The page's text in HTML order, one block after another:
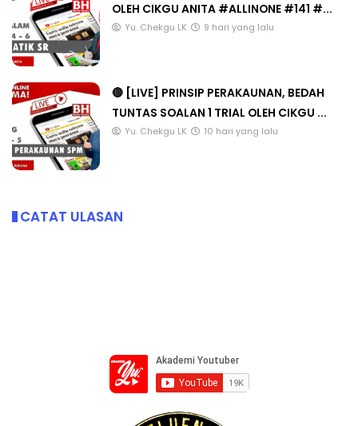
OLEH CIKGU ANITA #ALLINONE #141 #...
Yu. Chekgu LK 9 hari yang lalu
🔴 [LIVE] PRINSIP PERAKAUNAN, BEDAH
TUNTAS SOALAN 1 TRIAL OLEH CIKGU ...
Yu. Chekgu LK 10 hari yang lalu
CATAT ULASAN